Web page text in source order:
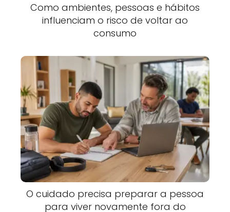
Como ambientes, pessoas e hábitos
influenciam o risco de voltar ao
consumo
O cuidado precisa preparar a pessoa
para viver novamente fora do